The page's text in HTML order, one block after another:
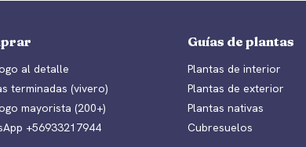
al detalle
terminadas (vivero)
mayorista (200+)
+56933217944
Guías de plantas
Plantas de interior
Plantas de exterior
Plantas nativas
Cubresuelos